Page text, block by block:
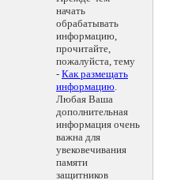
начать
обрабатывать
информацию,
прочитайте,
пожалуйста, тему
- Как размещать
информацию.
Любая Ваша
дополнительная
информация очень
важна для
увековечивания
памяти
защитников